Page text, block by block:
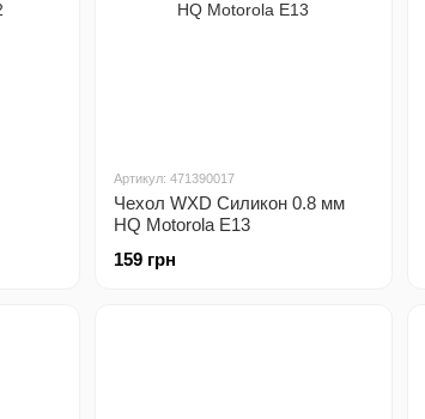
Артикул: 471390017
Чехол WXD Силикон 0.8 мм
HQ Motorola E13
159 грн